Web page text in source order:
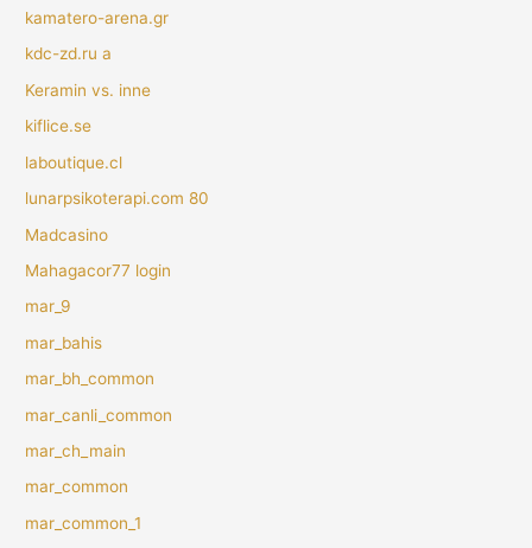
kamatero-arena.gr
kdc-zd.ru a
Keramin vs. inne
kiflice.se
laboutique.cl
lunarpsikoterapi.com 80
Madcasino
Mahagacor77 login
mar_9
mar_bahis
mar_bh_common
mar_canli_common
mar_ch_main
mar_common
mar_common_1